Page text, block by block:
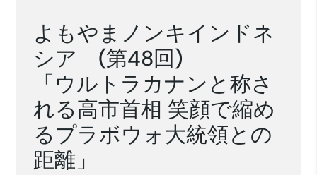
よもやまノンキインドネ
シア (第48回)
「ウルトラカナンと称さ
れる高市首相 笑顔で縮め
るプラボウォ大統領との
距離」